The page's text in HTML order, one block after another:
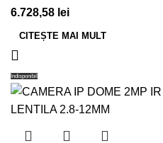
6.728,58 lei
CITEȘTE MAI MULT
Indisponibil